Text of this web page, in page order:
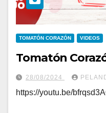
TOMATÓN CORAZÓN VIDEOS
Tomatón
28/08/2024
https://youtu.be/